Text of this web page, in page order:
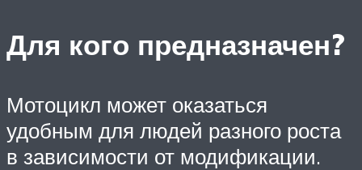
Для кого предназначен?
Мотоцикл может оказаться
удобным для людей разного роста
в зависимости от модификации.